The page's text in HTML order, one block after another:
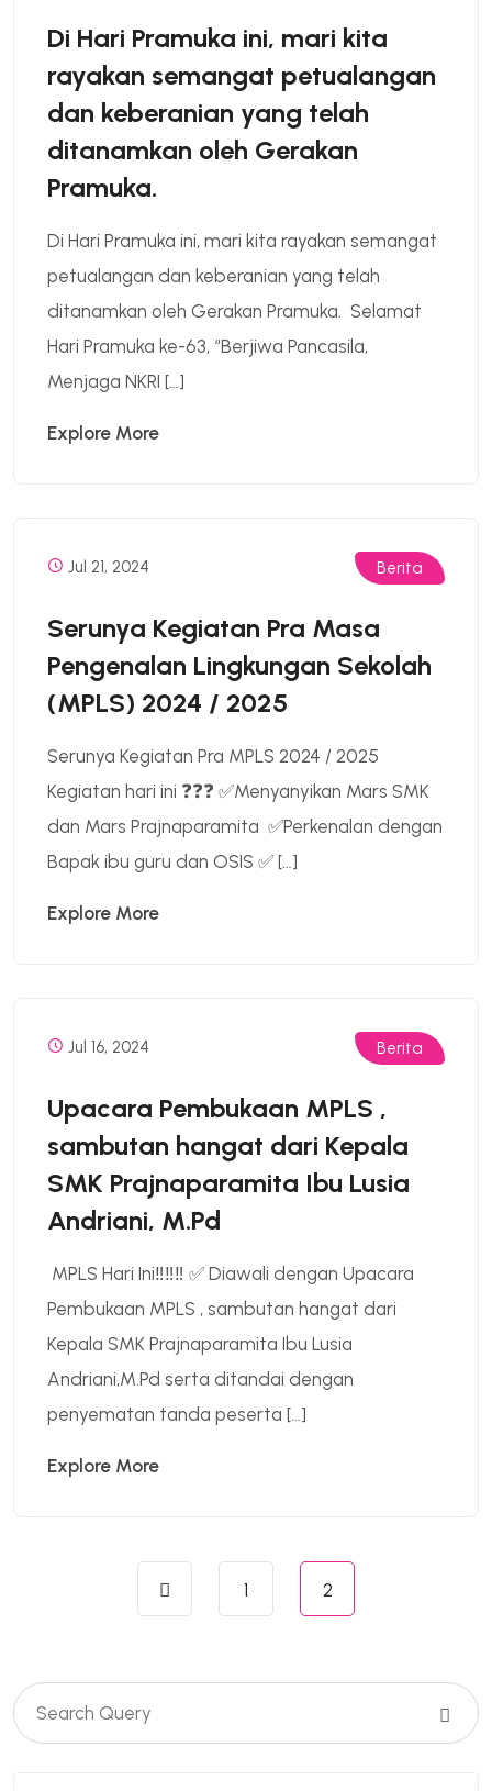
Di Hari Pramuka ini, mari kita
rayakan semangat petualangan
dan keberanian yang telah
ditanamkan oleh Gerakan
Pramuka.
Di Hari Pramuka ini, mari kita rayakan semangat
petualangan dan keberanian yang telah
ditanamkan oleh Gerakan Pramuka. Selamat
Hari Pramuka ke-63, “Berjiwa Pancasila,
Menjaga NKRI […]
Explore More
Jul 21, 2024 Berita
Serunya Kegiatan Pra Masa
Pengenalan Lingkungan Sekolah
(MPLS) 2024 / 2025
Serunya Kegiatan Pra MPLS 2024 / 2025
Kegiatan hari ini ❓❓❓ ✅Menyanyikan Mars SMK
dan Mars Prajnaparamita ✅Perkenalan dengan
Bapak ibu guru dan OSIS ✅ […]
Explore More
Jul 16, 2024 Berita
Upacara Pembukaan MPLS ,
sambutan hangat dari Kepala
SMK Prajnaparamita Ibu Lusia
Andriani, M.Pd
MPLS Hari Ini‼️‼️‼️ ✅ Diawali dengan Upacara
Pembukaan MPLS , sambutan hangat dari
Kepala SMK Prajnaparamita Ibu Lusia
Andriani,M.Pd serta ditandai dengan
penyematan tanda peserta […]
Explore More
Paginasi
pos
1 2